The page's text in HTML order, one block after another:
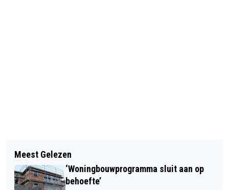
NIEUW WOONWAGENBELEID: 20
EXTRA STANDPLAATSEN
'LUISTER NAAR ELKAAR, WEES LIEF
VOOR ELKAAR'
Meest Gelezen
‘Woningbouwprogramma sluit aan op
behoefte’